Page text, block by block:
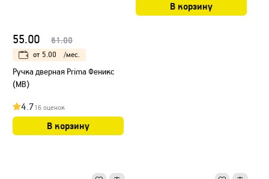
55.00 61.00
от 5.00 /мес.
Ручка дверная Prima Феникс
(МB)
4.716 оценок
В корзину
В корзину